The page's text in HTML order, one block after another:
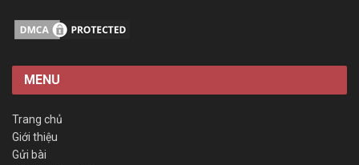
MENU
Trang chủ
Giới thiệu
Gửi bài